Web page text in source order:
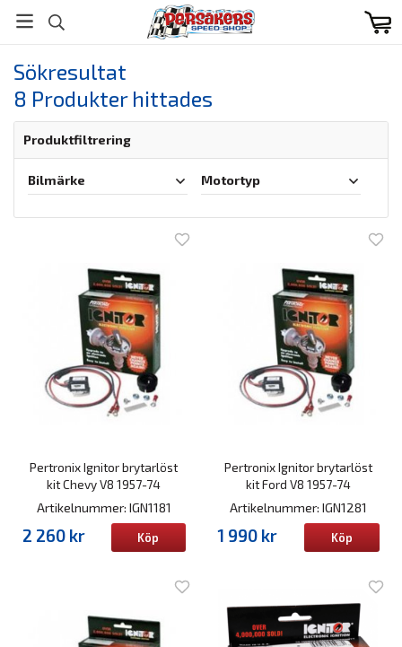
Sökresultat
8 Produkter hittades
Produktfiltrering
Bilmärke Motortyp
Pertronix Ignitor brytarlöst
kit Chevy V8 1957-74
Artikelnummer: IGN1181
2 260 kr Köp
Pertronix Ignitor brytarlöst
kit Ford V8 1957-74
Artikelnummer: IGN1281
1 990 kr Köp